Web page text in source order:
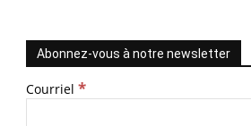
Abonnez-vous à notre newsletter
Courriel *